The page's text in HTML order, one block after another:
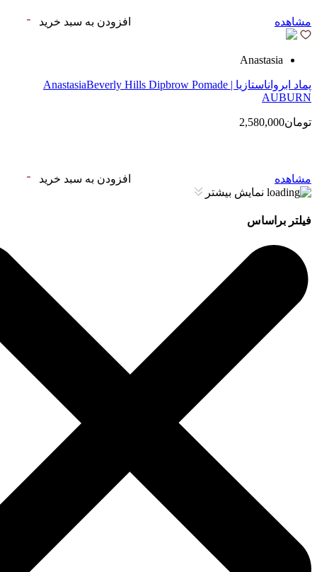
مشاهده افزودن به سبد خرید
Anastasia
پماد ابرواناستازیا | AnastasiaBeverly Hills Dipbrow Pomade
AUBURN
تومان2,580,000
مشاهده
افزودن به سبد خرید
نمایش بیشتر
فیلتر براساس